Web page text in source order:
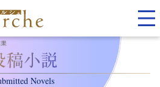
Novels